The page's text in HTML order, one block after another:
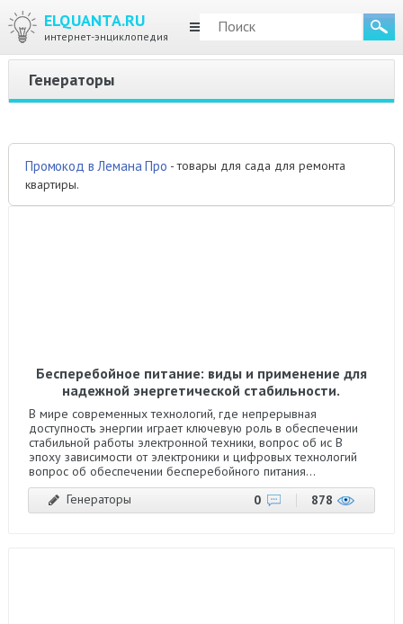
ELQUANTA.RU
интернет-энциклопедия
МЕНЮ
Генераторы
Промокод в Лемана Про - товары для сада для ремонта
квартиры.
Бесперебойное питание: виды и применение для
надежной энергетической стабильности.
В мире современных технологий, где непрерывная
доступность энергии играет ключевую роль в обеспечении
стабильной работы электронной техники, вопрос об ис В
эпоху зависимости от электроники и цифровых технологий
вопрос об обеспечении бесперебойного питания...
Генераторы
0 878